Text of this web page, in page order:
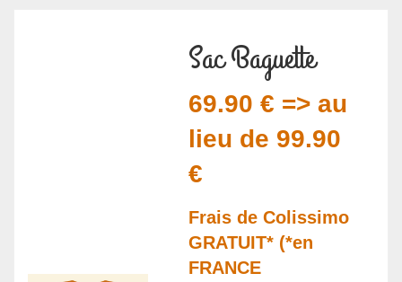
Sac Baguette
69.90 € => au
lieu de 99.90
€
Frais de Colissimo
GRATUIT* (*en
FRANCE